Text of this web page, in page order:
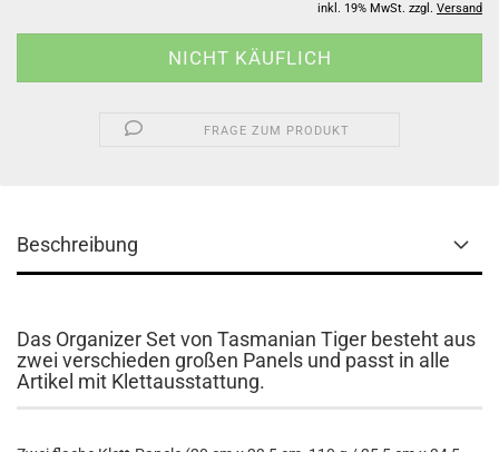
inkl. 19% MwSt. zzgl. Versand
FRAGE ZUM PRODUKT
Beschreibung
Das Organizer Set von Tasmanian Tiger besteht aus
zwei verschieden großen Panels und passt in alle
Artikel mit Klettausstattung.